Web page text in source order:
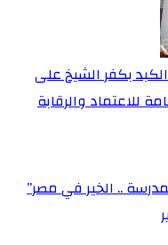
بكفر الشيخ على
للاعتماد والرقابة
.. الخير في مصر”